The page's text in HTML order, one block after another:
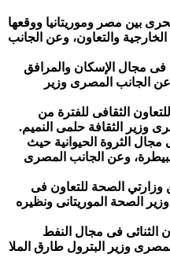
بين مصر وموريتانيا ووقعها
والتعاون، وعن الجانب
فى مجال الإسكان والمرافق
الجانب المصرى وزير
الثقافى للفترة من
مجال الثروة الحيوانية حيث
وعن الجانب المصرى
وزارتي الصحة للتعاون فى
الصحة الموريتانى ونظيره
الثنائى فى مجال النفط
وزير البترول طارق الملا